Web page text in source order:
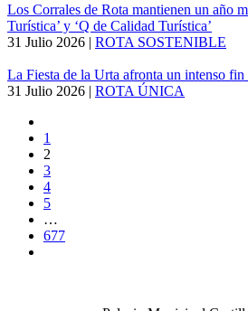
Los Corrales de Rota mantienen un año
Turística’ y ‘Q de Calidad Turística’
31 Julio 2026 | ROTA SOSTENIBLE
La Fiesta de la Urta afronta un intenso fin
31 Julio 2026 | ROTA ÚNICA
1
2
3
4
5
…
677